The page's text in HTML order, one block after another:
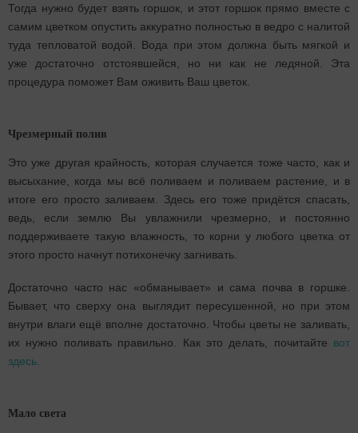
Тогда нужно будет взять горшок, и этот горшок прямо вместе с
самим цветком опустить аккуратно полностью в ведро с налитой
туда тепловатой водой. Вода при этом должна быть мягкой и
уже достаточно отстоявшейся, но ни как не ледяной. Эта
процедура поможет Вам оживить Ваш цветок.
Чрезмерный полив
Это уже другая крайность, которая случается тоже часто, как и
высыхание, когда мы всё поливаем и поливаем растение, и в
итоге его просто заливаем. Здесь его тоже придётся спасать,
ведь, если землю Вы увлажнили чрезмерно, и постоянно
поддерживаете такую влажность, то корни у любого цветка от
этого просто начнут потихонечку загнивать.
Достаточно часто нас «обманывает» и сама почва в горшке.
Бывает, что сверху она выглядит пересушенной, но при этом
внутри влаги ещё вполне достаточно. Чтобы цветы не заливать,
их нужно поливать правильно. Как это делать, почитайте вот
здесь.
Мало света